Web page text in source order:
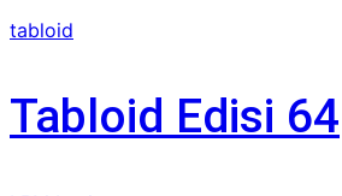
tabloid
Tabloid Edisi 64